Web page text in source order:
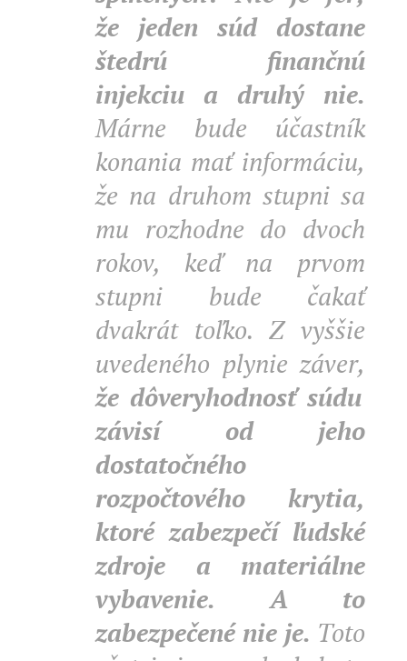
že jeden súd dostane
štedrú finančnú
injekciu a druhý nie.
Márne bude účastník
konania mať informáciu,
že na druhom stupni sa
mu rozhodne do dvoch
rokov, keď na prvom
stupni bude čakať
dvakrát toľko. Z vyššie
uvedeného plynie záver,
že dôveryhodnosť súdu
závisí od jeho
dostatočného
rozpočtového krytia,
ktoré zabezpečí ľudské
zdroje a materiálne
vybavenie. A to
zabezpečené nie je. Toto